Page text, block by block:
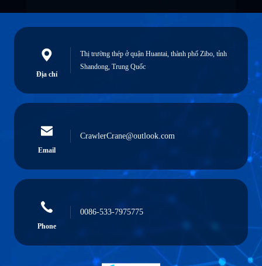
Địa chỉ
Thị trường thép ở quận Huantai, thành phố Zibo, tỉnh
Shandong, Trung Quốc
Email
CrawlerCrane@outlook.com
Phone
0086-533-7975775